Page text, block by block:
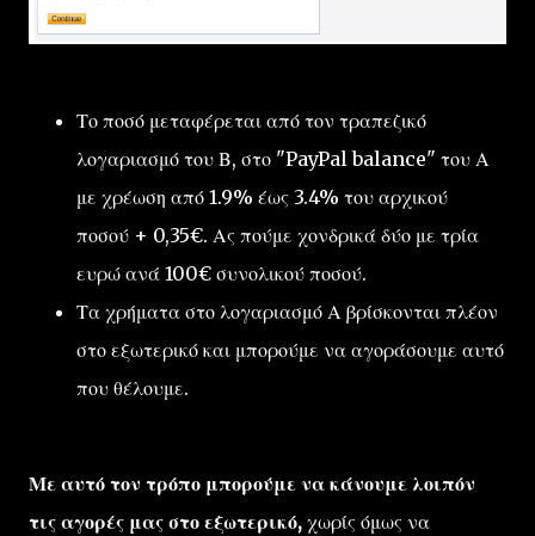
Το ποσό μεταφέρεται από τον τραπεζικό
λογαριασμό του Β, στο "PayPal balance" του Α
με χρέωση από 1.9% έως 3.4% του αρχικού
ποσού + 0,35€. Ας πούμε χονδρικά δύο με τρία
ευρώ ανά 100€ συνολικού ποσού.
Τα χρήματα στο λογαριασμό Α βρίσκονται πλέον
στο εξωτερικό και μπορούμε να αγοράσουμε αυτό
που θέλουμε.
Με αυτό τον τρόπο μπορούμε να κάνουμε λοιπόν
τις αγορές μας στο εξωτερικό, χωρίς όμως να